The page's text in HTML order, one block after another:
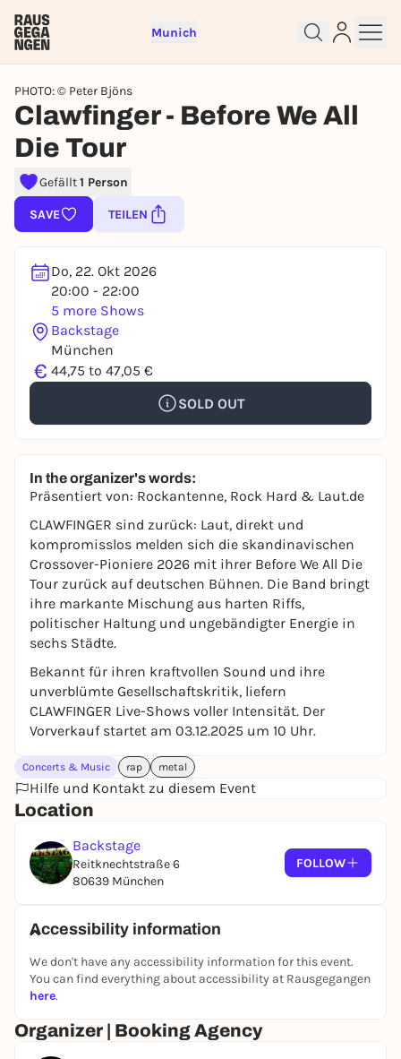
Munich
PHOTO: © Peter Bjöns
Clawfinger - Before We All
Die Tour
Gefällt1 Person
SAVE TEILEN
Do, 22. Okt 2026
20:00 - 22:00
5 more Shows
Backstage
München
€ 44,75 to 47,05 €
SOLD OUT
In the organizer's words:
Präsentiert von: Rockantenne, Rock Hard & Laut.de
CLAWFINGER sind zurück: Laut, direkt und
kompromisslos melden sich die skandinavischen
Crossover-Pioniere 2026 mit ihrer Before We All Die
Tour zurück auf deutschen Bühnen. Die Band bringt
ihre markante Mischung aus harten Riffs,
politischer Haltung und ungebändigter Energie in
sechs Städte.
Bekannt für ihren kraftvollen Sound und ihre
unverblümte Gesellschaftskritik, liefern
CLAWFINGER Live-Shows voller Intensität. Der
Vorverkauf startet am 03.12.2025 um 10 Uhr.
Concerts & Music rap metal
Hilfe und Kontakt zu diesem Event
Location
Backstage
Reitknechtstraße 6
80639 München
FOLLOW
Accessibility information
We don't have any accessibility information for this event.
You can find everything about accessibility at Rausgegangen
here.
Organizer | Booking Agency
To like events, follow pages, or participate in
lotteries, you need a free Rausgegangen account.
You already have an account?